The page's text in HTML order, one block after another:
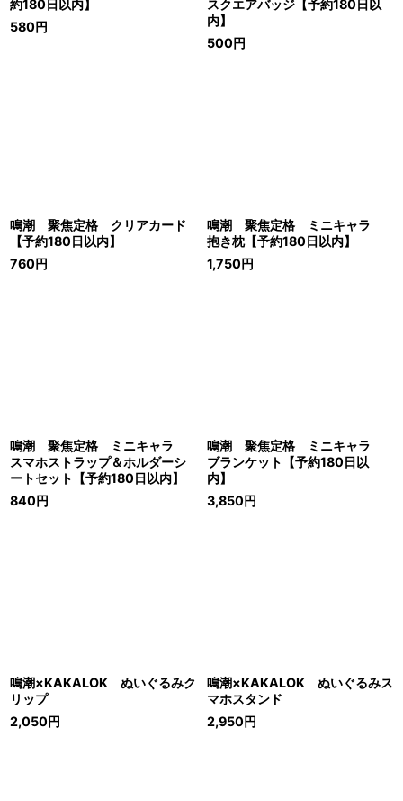
約180日以内】
580円
スクエアバッジ【予約180日以
内】
500円
鳴潮 聚焦定格 クリアカード
【予約180日以内】
760円
鳴潮 聚焦定格 ミニキャラ
抱き枕【予約180日以内】
1,750円
鳴潮 聚焦定格 ミニキャラ
スマホストラップ＆ホルダーシ
ートセット【予約180日以内】
840円
鳴潮 聚焦定格 ミニキャラ
ブランケット【予約180日以
内】
3,850円
鳴潮×KAKALOK ぬいぐるみク
リップ
2,050円
鳴潮×KAKALOK ぬいぐるみス
マホスタンド
2,950円